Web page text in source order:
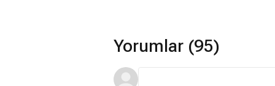
Yorumlar (95)